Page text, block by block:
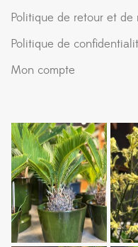
Politique de retour et de
Politique de
Mon compte